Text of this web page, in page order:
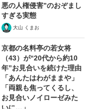
悪の人権侵害”のおぞまし
すぎる実態
大山 くまお
京都の名料亭の若女将
（43）が“20代から約10
年”お見合いを続けた理由
「あんたはわがままや」
「両親も焦ってくるし、
お見合いノイローゼみた
いに…」